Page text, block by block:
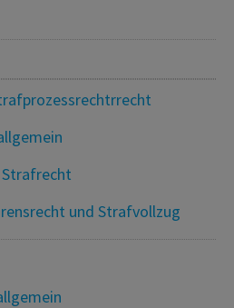
und Strafvollzug